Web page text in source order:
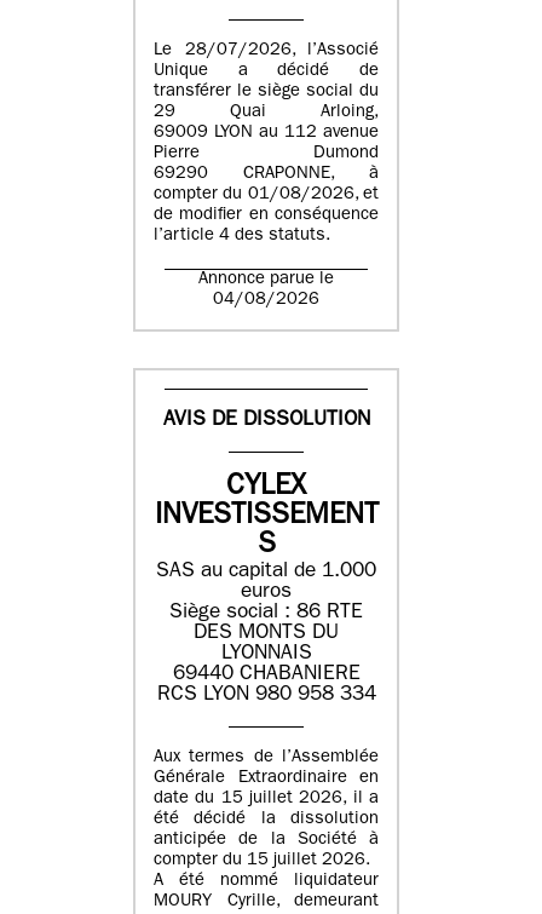
Le 28/07/2026, l’Associé
Unique a décidé de
transférer le siège social du
29 Quai Arloing,
69009 LYON au 112 avenue
Pierre Dumond
69290 CRAPONNE, à
compter du 01/08/2026, et
de modifier en conséquence
l’article 4 des statuts.
Annonce parue le
04/08/2026
AVIS DE DISSOLUTION
CYLEX
INVESTISSEMENT
S
SAS au capital de 1.000
euros
Siège social : 86 RTE
DES MONTS DU
LYONNAIS
69440 CHABANIERE
RCS LYON 980 958 334
Aux termes de l’Assemblée
Générale Extraordinaire en
date du 15 juillet 2026, il a
été décidé la dissolution
anticipée de la Société à
compter du 15 juillet 2026.
A été nommé liquidateur
MOURY Cyrille, demeurant